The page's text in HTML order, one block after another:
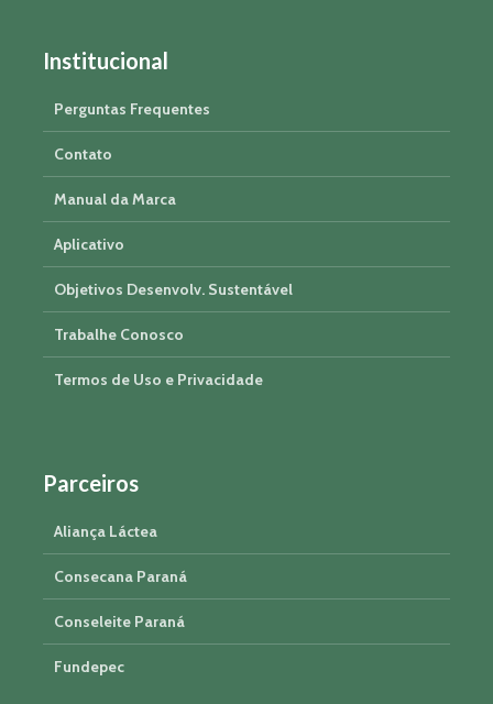
Institucional
Perguntas Frequentes
Contato
Manual da Marca
Aplicativo
Objetivos Desenvolv. Sustentável
Trabalhe Conosco
Termos de Uso e Privacidade
Parceiros
Aliança Láctea
Consecana Paraná
Conseleite Paraná
Fundepec